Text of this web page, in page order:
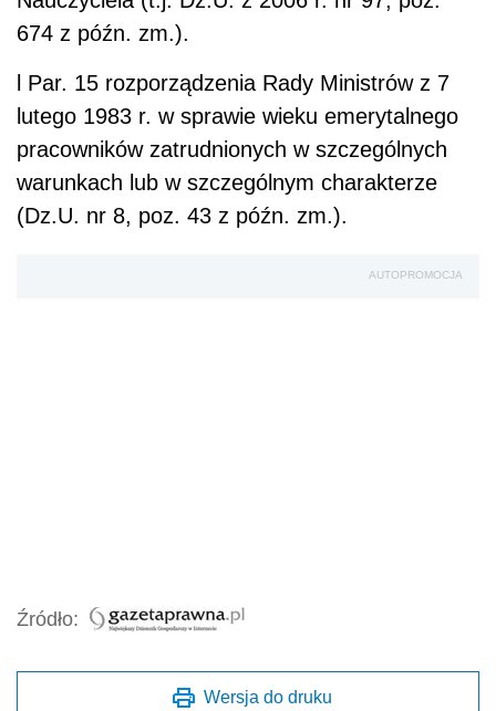
674 z późn. zm.).
Par. 15 rozporządzenia Rady Ministrów z 7
lutego 1983 r. w sprawie wieku emerytalnego
pracowników zatrudnionych w szczególnych
warunkach lub w szczególnym charakterze
(Dz.U. nr 8, poz. 43 z późn. zm.).
AUTOPROMOCJA
Źródło:
Wersja do druku